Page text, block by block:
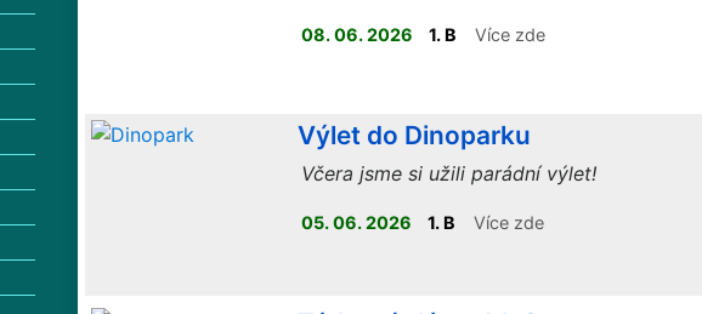
08. 06. 2026 1. B Více zde
Výlet do Dinoparku
Včera jsme si užili parádní výlet!
05. 06. 2026 1. B Více zde